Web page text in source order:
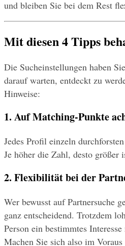
und bleiben Sie bei dem Rest
Mit diesen 4 Tipps
Die Sucheinstellungen haben
darauf warten, entdeckt zu
Hinweise:
1. Auf Matching-Punkte
Jedes Profil einzeln
Je höher die Zahl, desto größer
2. Flexibilität bei der
Wer bewusst auf Partnersuche
ganz entscheidend. Trotzdem
Person ein bestimmtes
Machen Sie sich also im